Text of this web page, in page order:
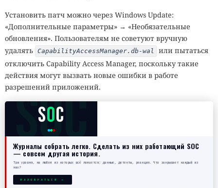
Установить патч можно через Windows Update:
«Дополнительные параметры» → «Необязательные
обновления». Пользователям не советуют вручную
удалять CapabilityAccessManager.db-wal
или пытаться
отключить Capability Access Manager, поскольку такие
действия могут вызвать новые ошибки в работе
разрешений приложений.
SOC
SOC
Журналы собрать легко. Сделать из них работающий SOC
— совсем другая история.
Три уровня, на любом из которых всё ломается: данные, детекты, реакция. Что закрывает каждый из
них?
РАЗОБРАТЬСЯ →